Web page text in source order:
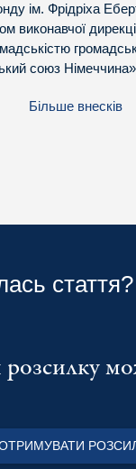
ім. Фрідріха
виконавчої
союз Німеччина»
Більше внесків
стаття?